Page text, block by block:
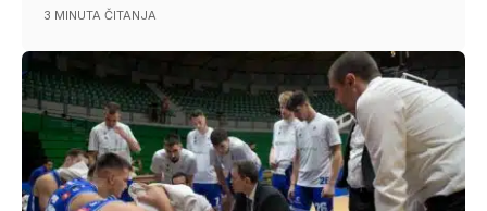
3 MINUTA ČITANJA